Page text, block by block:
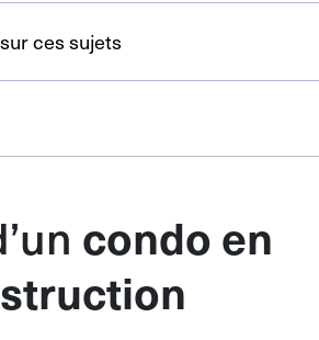
ces sujets
condo en